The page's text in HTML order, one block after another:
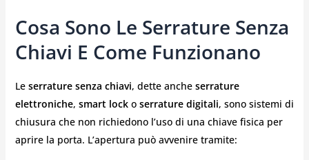
Cosa Sono Le Serrature Senza
Chiavi E Come Funzionano
Le serrature senza chiavi, dette anche serrature
elettroniche, smart locko serrature digitali, sono sistemi di
chiusura che non richiedono l’uso di una chiave fisica per
aprire la porta. L’apertura può avvenire tramite: